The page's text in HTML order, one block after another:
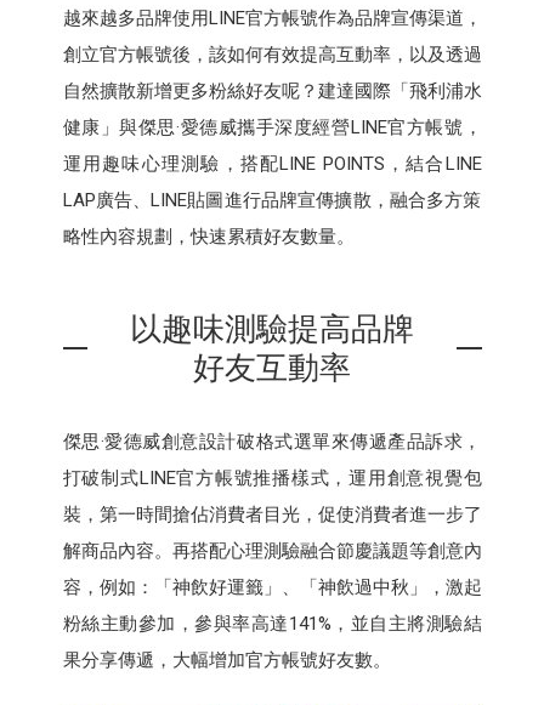
越來越多品牌使用LINE官方帳號作為品牌宣傳渠道，
創立官方帳號後，該如何有效提高互動率，以及透過
自然擴散新增更多粉絲好友呢？建達國際「飛利浦水
健康」與傑思·愛德威攜手深度經營LINE官方帳號，
運用趣味心理測驗，搭配LINE POINTS，結合LINE
LAP廣告、LINE貼圖進行品牌宣傳擴散，融合多方策
略性內容規劃，快速累積好友數量。
以趣味測驗提高品牌
好友互動率
傑思·愛德威創意設計破格式選單來傳遞產品訴求，
打破制式LINE官方帳號推播樣式，運用創意視覺包
裝，第一時間搶佔消費者目光，促使消費者進一步了
解商品內容。再搭配心理測驗融合節慶議題等創意內
容，例如：「神飲好運籤」、「神飲過中秋」，激起
粉絲主動參加，參與率高達141%，並自主將測驗結
果分享傳遞，大幅增加官方帳號好友數。